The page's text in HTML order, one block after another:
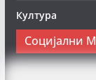
Култура
Социјални